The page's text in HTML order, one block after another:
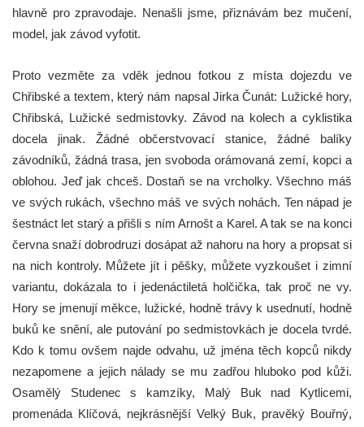
hlavně pro zpravodaje. Nenašli jsme, přiznávám bez mučení,
model, jak závod vyfotit.
Proto vezměte za vděk jednou fotkou z místa dojezdu ve
Chřibské a textem, který nám napsal Jirka Čunát: Lužické hory,
Chřibská, Lužické sedmistovky. Závod na kolech a cyklistika
docela jinak. Žádné občerstvovací stanice, žádné balíky
závodníků, žádná trasa, jen svoboda orámovaná zemí, kopci a
oblohou. Jeď jak chceš. Dostaň se na vrcholky. Všechno máš
ve svých rukách, všechno máš ve svých nohách. Ten nápad je
šestnáct let starý a přišli s ním Arnošt a Karel. A tak se na konci
června snaží dobrodruzi dosápat až nahoru na hory a propsat si
na nich kontroly. Můžete jít i pěšky, můžete vyzkoušet i zimní
variantu, dokázala to i jedenáctiletá holčička, tak proč ne vy.
Hory se jmenují měkce, lužické, hodně trávy k usednutí, hodně
buků ke snění, ale putování po sedmistovkách je docela tvrdé.
Kdo k tomu ovšem najde odvahu, už jména těch kopců nikdy
nezapomene a jejich nálady se mu zadřou hluboko pod kůži.
Osamělý Studenec s kamzíky, Malý Buk nad Kytlicemi,
promenáda Klíčová, nejkrásnější Velký Buk, pravěký Bouřný,